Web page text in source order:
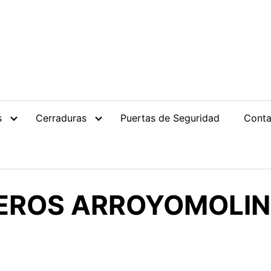
Cerraduras Puertas de Seguridad